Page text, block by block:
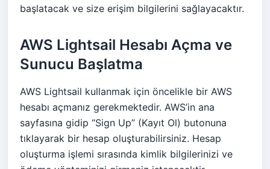
başlatacak ve size erişim bilgilerini sağlayacaktır.
AWS Lightsail Hesabı Açma ve
Sunucu Başlatma
AWS Lightsail kullanmak için öncelikle bir AWS
hesabı açmanız gerekmektedir. AWS’in ana
sayfasına gidip “Sign Up” (Kayıt Ol) butonuna
tıklayarak bir hesap oluşturabilirsiniz. Hesap
oluşturma işlemi sırasında kimlik bilgilerinizi ve